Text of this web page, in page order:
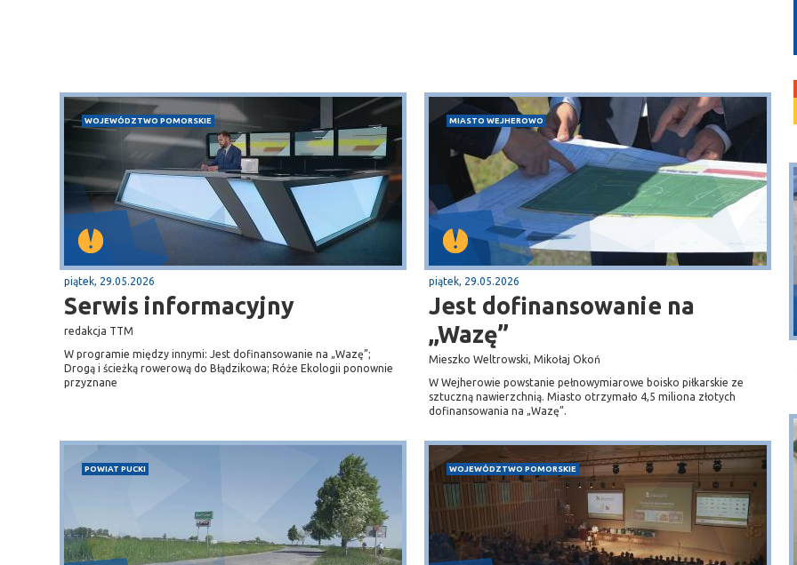
WOJEWÓDZTWO POMORSKIE
piątek, 29.05.2026
Serwis informacyjny
redakcja TTM
W programie między innymi: Jest dofinansowanie na „Wazę”;
Drogą i ścieżką rowerową do Błądzikowa; Róże Ekologii ponownie
przyznane
MIASTO WEJHEROWO
piątek, 29.05.2026
Jest dofinansowanie na
„Wazę”
Mieszko Weltrowski, Mikołaj Okoń
W Wejherowie powstanie pełnowymiarowe boisko piłkarskie ze
sztuczną nawierzchnią. Miasto otrzymało 4,5 miliona złotych
dofinansowania na „Wazę”.
POWIAT PUCKI WOJEWÓDZTWO POMORSKIE
krajową nr 6
Sopot
plaża
Puck
Przystań, molo